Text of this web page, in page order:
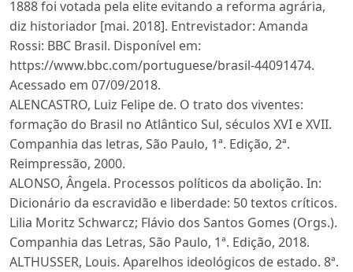
1888 foi votada pela elite evitando a reforma agrária,
diz historiador [mai. 2018]. Entrevistador: Amanda
Rossi: BBC Brasil. Disponível em:
https://www.bbc.com/portuguese/brasil-44091474.
Acessado em 07/09/2018.
ALENCASTRO, Luiz Felipe de. O trato dos viventes:
formação do Brasil no Atlântico Sul, séculos XVI e XVII.
Companhia das letras, São Paulo, 1ª. Edição, 2ª.
Reimpressão, 2000.
ALONSO, Ângela. Processos políticos da abolição. In:
Dicionário da escravidão e liberdade: 50 textos críticos.
Lilia Moritz Schwarcz; Flávio dos Santos Gomes (Orgs.).
Companhia das Letras, São Paulo, 1ª. Edição, 2018.
ALTHUSSER, Louis. Aparelhos ideológicos de estado. 8ª.